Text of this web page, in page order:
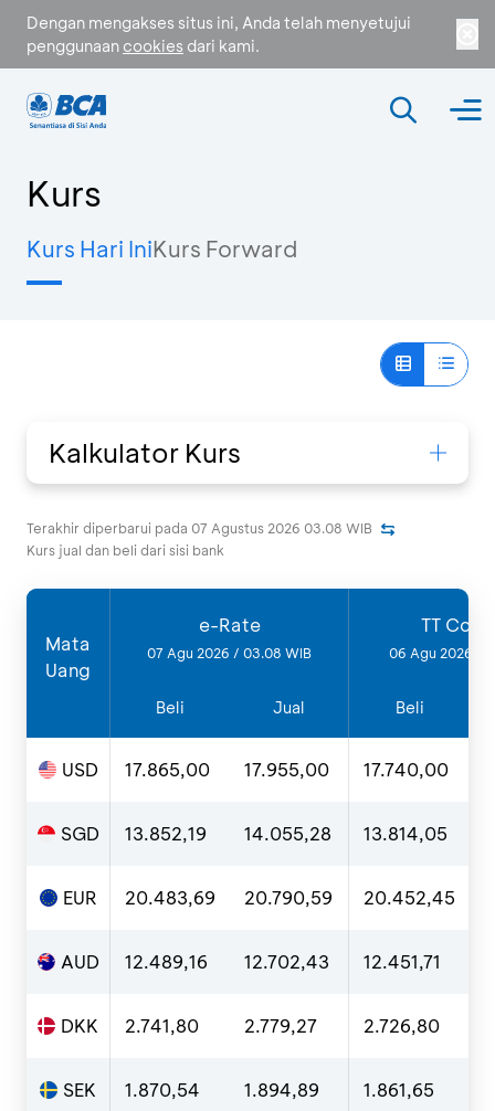
Dengan mengakses situs ini, Anda telah menyetujui
penggunaan cookies dari kami.
Kurs
Kurs Hari IniKurs Forward
Kalkulator Kurs
Terakhir diperbarui pada 07 Agustus 2026 03.08 WIB
Kurs jual dan beli dari sisi bank
Mata
Uang
e-Rate
07 Agu 2026 / 03.08 WIB
TT
06 Agu 2026 /
Beli Jual Beli
USD 17.865,00 17.955,00 17.740,00
SGD 13.852,19 14.055,28 13.814,05
EUR 20.483,69 20.790,59 20.452,45
AUD 12.489,16 12.702,43 12.451,71
DKK 2.741,80 2.779,27 2.726,80
SEK 1.870,54 1.894,89 1.861,65